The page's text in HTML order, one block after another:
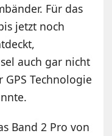
Für das
jetzt noch
auch gar nicht
Technologie
Band 2 Pro von